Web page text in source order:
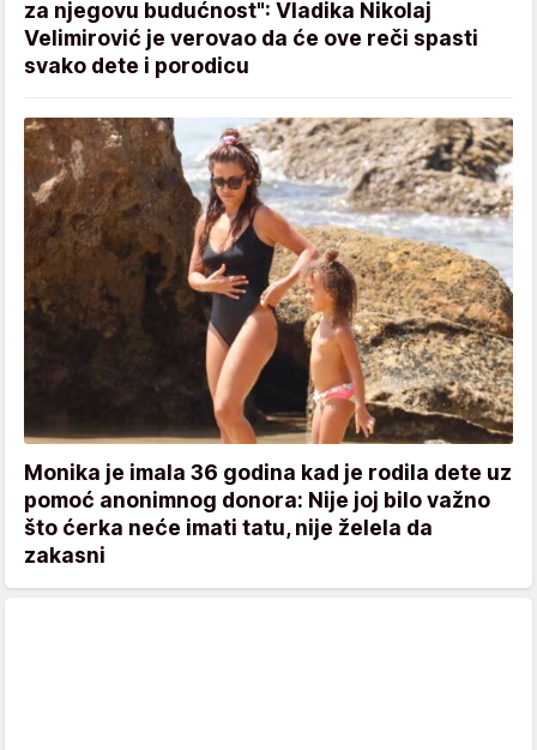
za njegovu budućnost": Vladika Nikolaj
Velimirović je verovao da će ove reči spasti
svako dete i porodicu
Monika je imala 36 godina kad je rodila dete uz
pomoć anonimnog donora: Nije joj bilo važno
što ćerka neće imati tatu, nije želela da
zakasni